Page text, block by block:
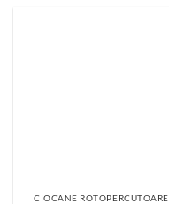
CIOCANE ROTOPERCUTOARE